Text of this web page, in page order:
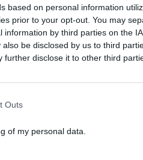
based on personal information
prior to your opt-out. You may
by third parties on the
be disclosed by us to third
further disclose it to other third
Outs
of my personal data.